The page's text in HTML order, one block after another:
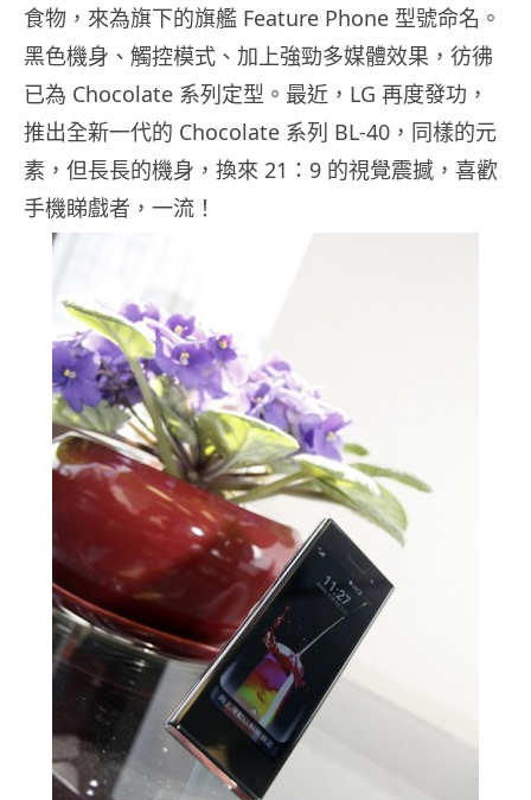
食物，來為旗下的旗艦 Feature Phone 型號命名。
黑色機身、觸控模式、加上強勁多媒體效果，彷彿
已為 Chocolate 系列定型。最近，LG 再度發功，
推出全新一代的 Chocolate 系列 BL-40，同樣的元
素，但長長的機身，換來 21：9 的視覺震撼，喜歡
手機睇戲者，一流！